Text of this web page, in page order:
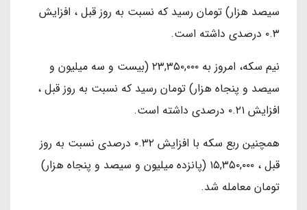
سیصد هزار) تومان رسید که نسبت به روز قبل ، افزایش
۰.۳ درصدی داشته است.
نیم سکه، امروز به ۲۳,۳۵۰,۰۰۰ (بیست و سه میلیون و
سیصد و پنجاه هزار) تومان رسید که نسبت به روز قبل ،
افزایش ۰.۲۱ درصدی داشته است.
همچنین ربع سکه با افزایش ۰.۳۲ درصدی نسبت به روز
قبل ، ۱۵,۳۵۰,۰۰۰ (پانزده میلیون و سیصد و پنجاه هزار)
تومان معامله شد.